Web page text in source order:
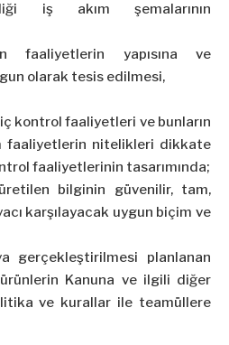
iş akım şemalarının
faaliyetlerin yapısına ve
olarak tesis edilmesi,
kontrol faaliyetleri ve bunların
faaliyetlerin nitelikleri dikkate
faaliyetlerinin tasarımında;
bilginin güvenilir, tam,
karşılayacak uygun biçim ve
gerçekleştirilmesi planlanan
Kanuna ve ilgili diğer
ve kurallar ile teamüllere